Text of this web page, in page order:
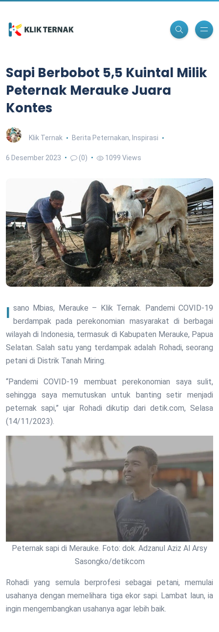
Sapi Berbobot 5,5 Kuintal Milik
Peternak Merauke Juara
Kontes
Klik Ternak Berita Peternakan, Inspirasi
6 Desember 2023 (0) 1099 Views
Isano Mbias, Merauke – Klik Ternak. Pandemi COVID-19 berdampak pada perekonomian masyarakat di berbagai
wilayah di Indonesia, termasuk di Kabupaten Merauke, Papua
Selatan. Salah satu yang terdampak adalah Rohadi, seorang
petani di Distrik Tanah Miring.
“Pandemi COVID-19 membuat perekonomian saya sulit,
sehingga saya memutuskan untuk banting setir menjadi
peternak sapi,” ujar Rohadi dikutip dari detik.com, Selasa
(14/11/2023).
Peternak sapi di Merauke. Foto: dok. Adzanul Aziz Al Arsy
Sasongko/detikcom
Rohadi yang semula berprofesi sebagai petani, memulai
usahanya dengan memelihara tiga ekor sapi. Lambat laun, ia
ingin mengembangkan usahanya agar lebih baik.